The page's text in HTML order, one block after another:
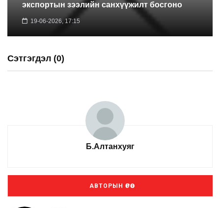
экспортын зээлийн санхүүжилт босгоно
19-06-2026, 17:15
Сэтгэгдэл (0)
Б.Алтанхуяг
АВТОРЫН ӨРӨӨ